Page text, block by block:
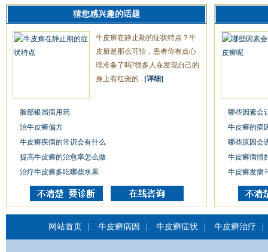
猜您感兴趣的话题
牛皮癣在静止期的症状特点？牛
皮廯是那么可怕，患者你有点心
理准备了吗?很多人在发现自己的
身上有红斑的... [详细]
脸部银屑病用药
治牛皮癣偏方
牛皮癣疾病的常识会有什么
提高牛皮癣的治愈率怎么做
治疗牛皮癣多吃哪些水果
哪些因素会
牛皮癣的病
哪些原因会
牛皮癣病情
牛皮癣发病
网站首页 牛皮癣病因 牛皮癣症状 牛皮癣治疗